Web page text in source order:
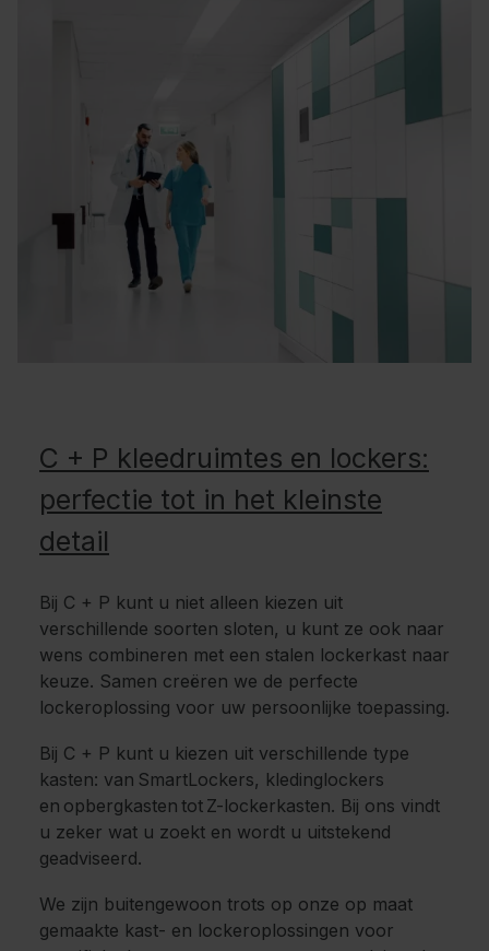
C + P kleedruimtes en lockers:
perfectie tot in het kleinste
detail
Bij C + P kunt u niet alleen kiezen uit
verschillende soorten sloten, u kunt ze ook naar
wens combineren met een stalen lockerkast naar
keuze. Samen creëren we de perfecte
lockeroplossing voor uw persoonlijke toepassing.
Bij C + P kunt u kiezen uit verschillende type
kasten: van SmartLockers, kledinglockers
en opbergkasten tot Z-lockerkasten. Bij ons vindt
u zeker wat u zoekt en wordt u uitstekend
geadviseerd.
We zijn buitengewoon trots op onze op maat
gemaakte kast- en lockeroplossingen voor